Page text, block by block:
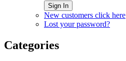
Sign In
New customers click here
Lost your password?
Categories